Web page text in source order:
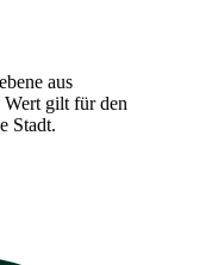
aus
gilt für den
Stadt.